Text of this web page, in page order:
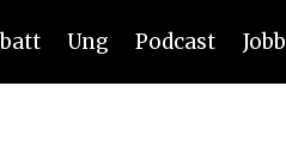
Ung Podcast Jobb